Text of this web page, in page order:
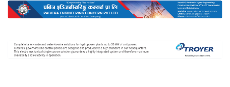
ऊर्जा
दक्षता